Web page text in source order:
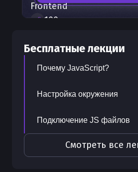
Frontend
100+шагов развития
300 бонусных рублей
Бесплатные лекции
Почему JavaScript?
Настройка окружения
Подключение JS файлов
Смотреть все